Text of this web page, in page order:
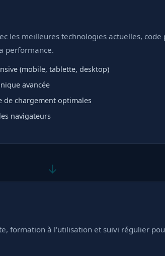
les meilleures technologies actuelles, code
performance.
(mobile, tablette, desktop)
avancée
de chargement optimales
navigateurs
↓
formation à l'utilisation et suivi régulier